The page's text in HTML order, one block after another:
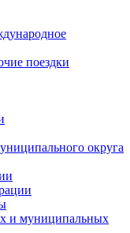
поездки
округа
и муниципальных